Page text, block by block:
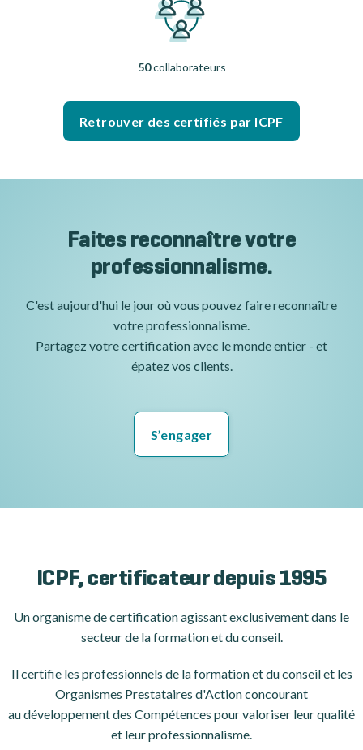
50collaborateurs
Retrouver des certifiés par ICPF
Faites reconnaître votre
professionnalisme.
C'est aujourd'hui le jour où vous pouvez faire reconnaître
votre professionnalisme.
Partagez votre certification avec le monde entier - et
épatez vos clients.
S’engager
ICPF, certificateur depuis 1995
Un organisme de certificationagissant exclusivement dans le
secteur de la formation et du conseil.
Il certifie les professionnels de la formation et du conseil et les
Organismes Prestataires d'Action concourant
au développement des Compétences pour valoriser leur qualité
et leur professionnalisme.